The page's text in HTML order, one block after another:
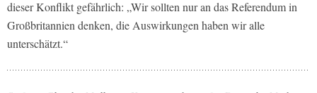
dieser Konflikt gefährlich: „Wir sollten nur an das Referendum in
Großbritannien denken, die Auswirkungen haben wir alle
unterschätzt.“